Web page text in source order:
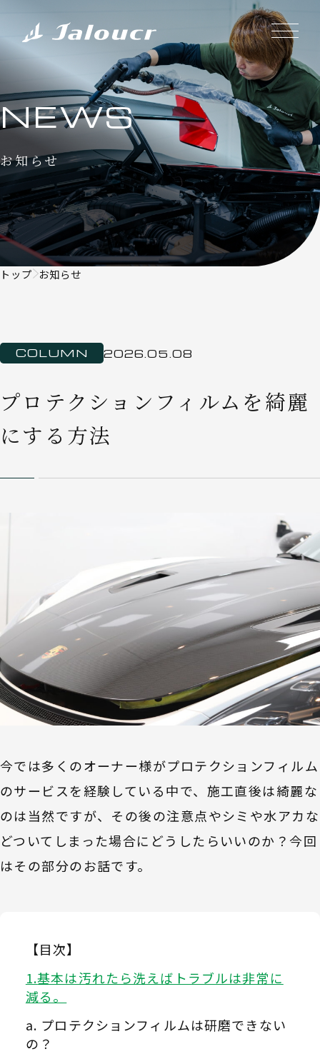
NEWS
お知らせ
トップ お知らせ
COLUMN 2026.05.08
プロテクションフィルムを綺麗
にする方法
今では多くのオーナー様がプロテクションフィルム
のサービスを経験している中で、施工直後は綺麗な
のは当然ですが、その後の注意点やシミや水アカな
どついてしまった場合にどうしたらいいのか？今回
はその部分のお話です。
【目次】
基本は汚れたら洗えばトラブルは非常に
減る。
プロテクションフィルムは研磨できない
の？